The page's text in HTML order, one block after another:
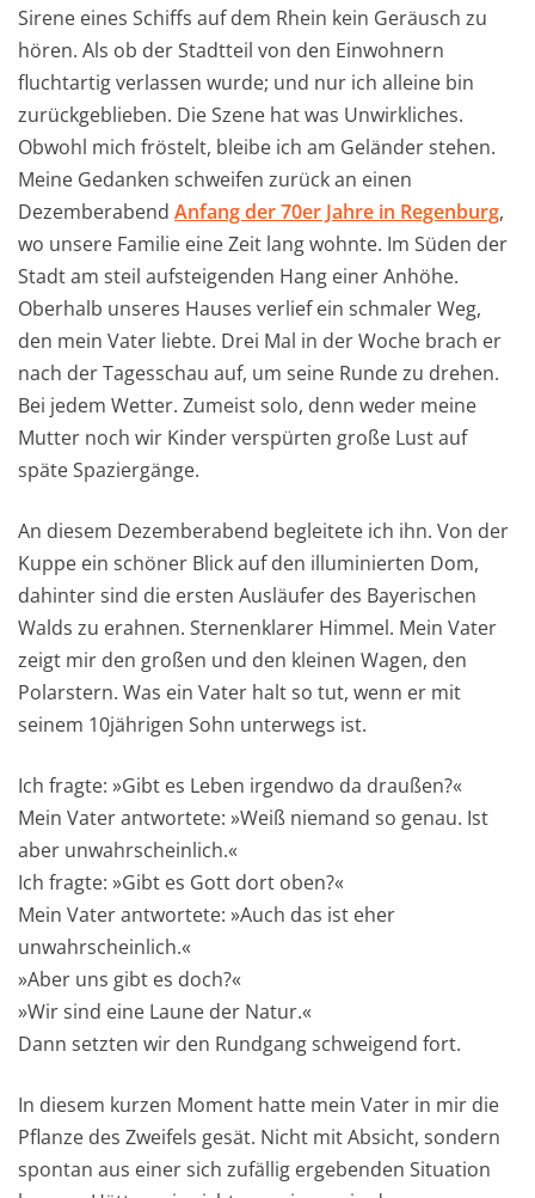
Sirene eines Schiffs auf dem Rhein kein Geräusch zu
hören. Als ob der Stadtteil von den Einwohnern
fluchtartig verlassen wurde; und nur ich alleine bin
zurückgeblieben. Die Szene hat was Unwirkliches.
Obwohl mich fröstelt, bleibe ich am Geländer stehen.
Meine Gedanken schweifen zurück an einen
Dezemberabend Anfang der 70er Jahre in Regenburg,
wo unsere Familie eine Zeit lang wohnte. Im Süden der
Stadt am steil aufsteigenden Hang einer Anhöhe.
Oberhalb unseres Hauses verlief ein schmaler Weg,
den mein Vater liebte. Drei Mal in der Woche brach er
nach der Tagesschau auf, um seine Runde zu drehen.
Bei jedem Wetter. Zumeist solo, denn weder meine
Mutter noch wir Kinder verspürten große Lust auf
späte Spaziergänge.
An diesem Dezemberabend begleitete ich ihn. Von der
Kuppe ein schöner Blick auf den illuminierten Dom,
dahinter sind die ersten Ausläufer des Bayerischen
Walds zu erahnen. Sternenklarer Himmel. Mein Vater
zeigt mir den großen und den kleinen Wagen, den
Polarstern. Was ein Vater halt so tut, wenn er mit
seinem 10jährigen Sohn unterwegs ist.
Ich fragte: »Gibt es Leben irgendwo da draußen?«
Mein Vater antwortete: »Weiß niemand so genau. Ist
aber unwahrscheinlich.«
Ich fragte: »Gibt es Gott dort oben?«
Mein Vater antwortete: »Auch das ist eher
unwahrscheinlich.«
»Aber uns gibt es doch?«
»Wir sind eine Laune der Natur.«
Dann setzten wir den Rundgang schweigend fort.
In diesem kurzen Moment hatte mein Vater in mir die
Pflanze des Zweifels gesät. Nicht mit Absicht, sondern
spontan aus einer sich zufällig ergebenden Situation